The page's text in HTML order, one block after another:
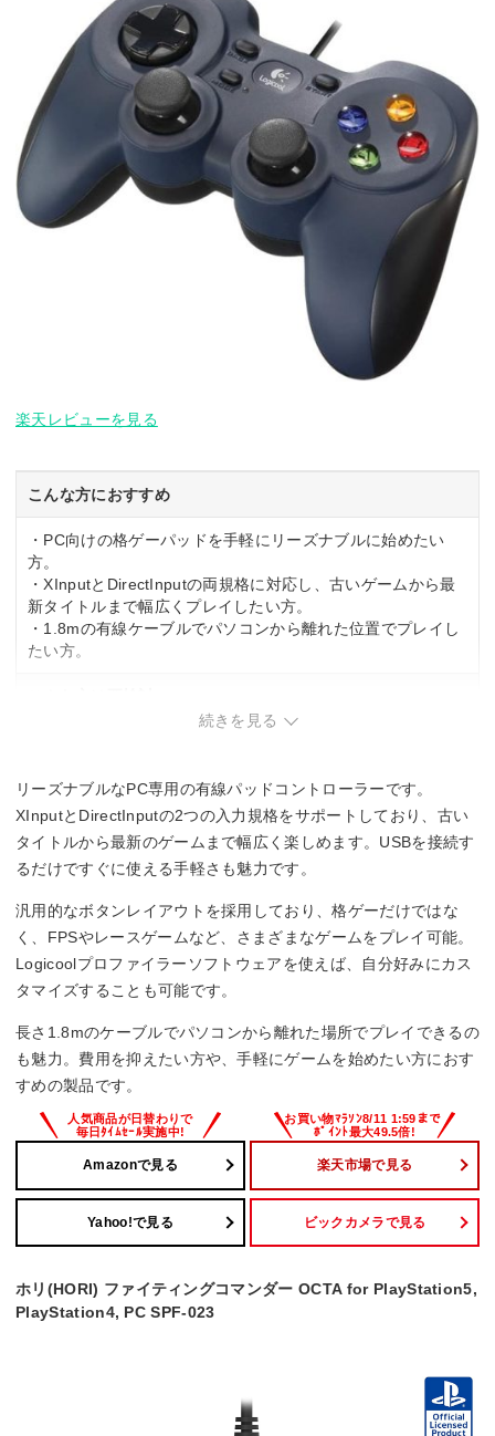
楽天レビューを見る
こんな方におすすめ
・PC向けの格ゲーパッドを手軽にリーズナブルに始めたい
方。
・XInputとDirectInputの両規格に対応し、古いゲームから最
新タイトルまで幅広くプレイしたい方。
・1.8mの有線ケーブルでパソコンから離れた位置でプレイし
たい方。
続きを見る
リーズナブルなPC専用の有線パッドコントローラーです。
XInputとDirectInputの2つの入力規格をサポートしており、古い
タイトルから最新のゲームまで幅広く楽しめます。USBを接続す
るだけですぐに使える手軽さも魅力です。
汎用的なボタンレイアウトを採用しており、格ゲーだけではな
く、FPSやレースゲームなど、さまざまなゲームをプレイ可能。
Logicoolプロファイラーソフトウェアを使えば、自分好みにカス
タマイズすることも可能です。
長さ1.8mのケーブルでパソコンから離れた場所でプレイできるの
も魅力。費用を抑えたい方や、手軽にゲームを始めたい方におす
すめの製品です。
Amazonで見る 楽天市場で見る
Yahoo!で見る ビックカメラで見る
ホリ(HORI) ファイティングコマンダー OCTA for PlayStation5,
PlayStation4, PC SPF-023